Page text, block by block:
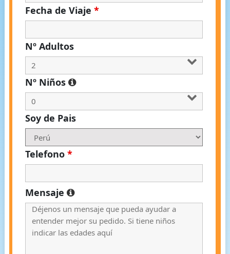
Fecha de Viaje *
Nº Adultos
Nº Niños
Soy de Pais
Telefono *
Mensaje